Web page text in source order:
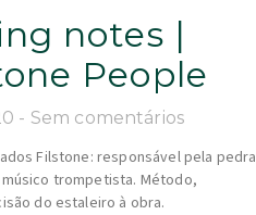
notes |
People
Sem comentários
Filstone: responsável pela pedra
trompetista. Método,
do estaleiro à obra.